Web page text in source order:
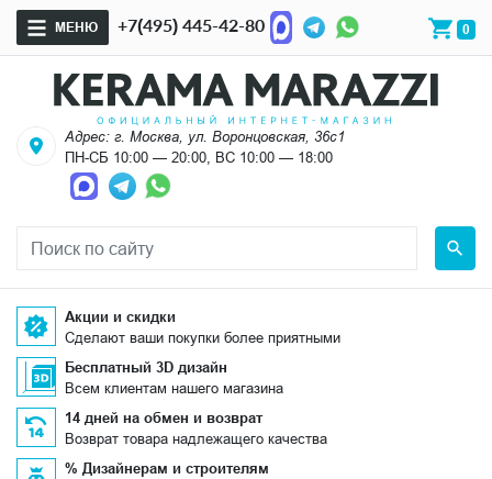
МЕНЮ +7(495) 445-42-80 0
Адрес: г. Москва, ул. Воронцовская, 36с1
ПН-СБ 10:00 — 20:00, ВС 10:00 — 18:00
Акции и скидки
Сделают ваши покупки более приятными
Бесплатный 3D дизайн
Всем клиентам нашего магазина
14 дней на обмен и возврат
Возврат товара надлежащего качества
% Дизайнерам и строителям